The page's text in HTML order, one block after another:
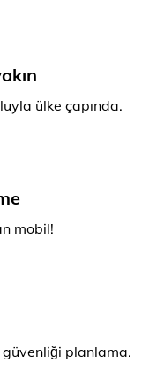
ülke çapında.
mobil!
planlama.